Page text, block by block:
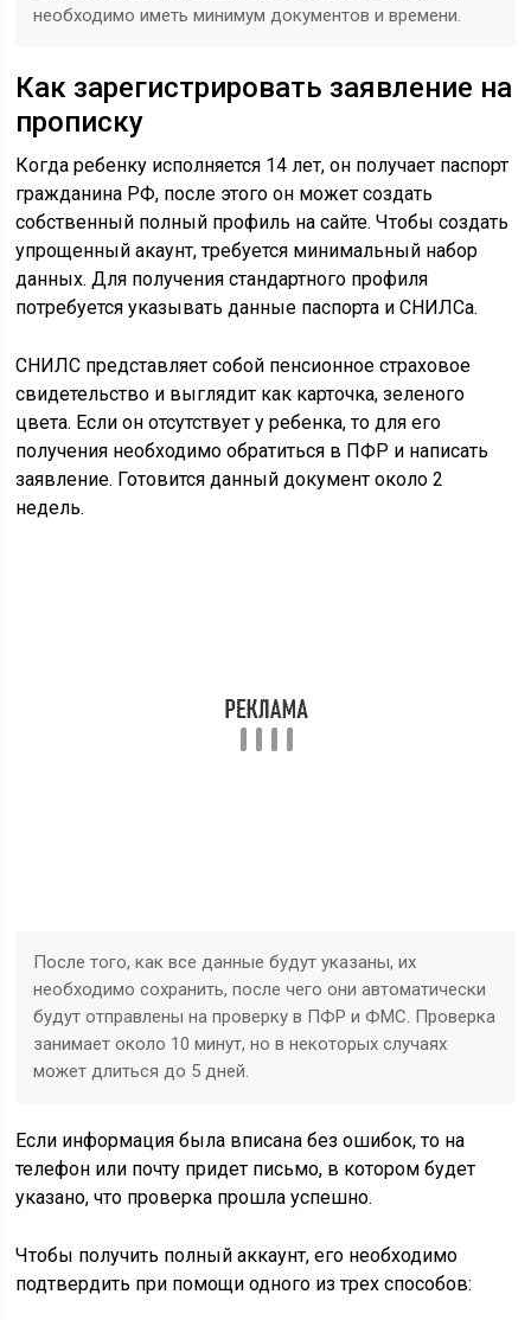
необходимо иметь минимум документов и времени.
Как зарегистрировать заявление на
прописку
Когда ребенку исполняется 14 лет, он получает паспорт
гражданина РФ, после этого он может создать
собственный полный профиль на сайте. Чтобы создать
упрощенный акаунт, требуется минимальный набор
данных. Для получения стандартного профиля
потребуется указывать данные паспорта и СНИЛСа.
СНИЛС представляет собой пенсионное страховое
свидетельство и выглядит как карточка, зеленого
цвета. Если он отсутствует у ребенка, то для его
получения необходимо обратиться в ПФР и написать
заявление. Готовится данный документ около 2
недель.
После того, как все данные будут указаны, их
необходимо сохранить, после чего они автоматически
будут отправлены на проверку в ПФР и ФМС. Проверка
занимает около 10 минут, но в некоторых случаях
может длиться до 5 дней.
Если информация была вписана без ошибок, то на
телефон или почту придет письмо, в котором будет
указано, что проверка прошла успешно.
Чтобы получить полный аккаунт, его необходимо
подтвердить при помощи одного из трех способов: